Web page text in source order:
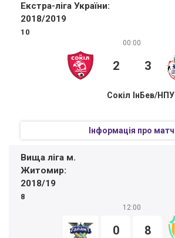
Екстра-ліга України:
2018/2019
10
00:00
2
Сокіл
3
ІнБев/НПУ
Інформація про матч
Вища ліга м.
Житомир:
2018/19
8
12:00
0 8